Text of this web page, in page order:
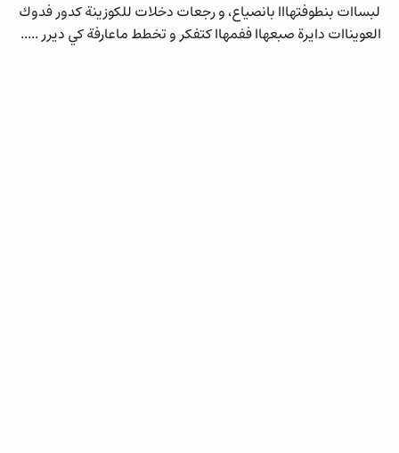
لبساات بنطوفتهااا بانصياع، و رجعات دخلات للكوزينة كدور فدوك
العويناات دايرة صبعهاا ففمهاا كتفكر و تخطط ماعارفة كي ديرر .....